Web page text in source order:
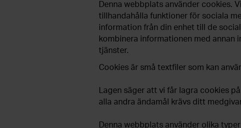
Denna webbplats använder cookies.
tillhandahålla funktioner för sociala
information från din enhet till de
kombinera informationen med annan
tjänster.
Cookies är små textfiler som kan
Lagen säger att vi får lagra cookies
alla andra ändamål krävs ditt
Denna webbplats använder olika